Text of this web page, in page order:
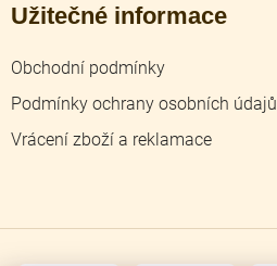
Užitečné informace
Obchodní podmínky
Podmínky ochrany osobních údajů
Vrácení zboží a reklamace